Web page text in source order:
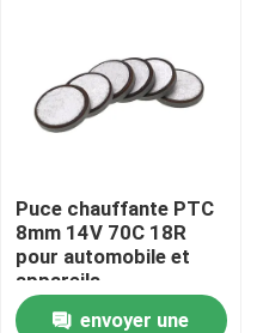
Puce chauffante PTC
8mm 14V 70C 18R
pour automobile et
appareils
électroménagers
envoyer une